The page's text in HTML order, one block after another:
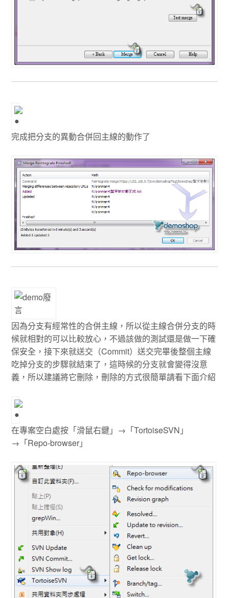
完成把分支的異動合併回主線的動作了
因為分支有經常性的合併主線，所以從主線合併分支的時
候就相對的可以比較放心，不過該做的測試還是做一下確
保安全，接下來就送交（Commit）送交完畢後整個主線
吃掉分支的步驟就結束了，這時候的分支就會變得沒意
義，所以建議將它刪除，刪除的方式很簡單請看下面介紹
在專案空白處按「滑鼠右鍵」→「TortoiseSVN」
→「Repo-browser」